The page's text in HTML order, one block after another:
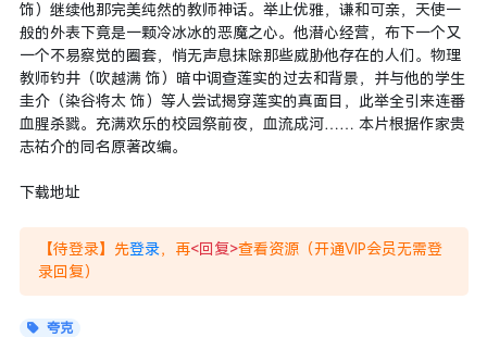
饰）继续他那完美纯然的教师神话。举止优雅，谦和可亲，天使一
般的外表下竟是一颗冷冰冰的恶魔之心。他潜心经营，布下一个又
一个不易察觉的圈套，悄无声息抹除那些威胁他存在的人们。物理
教师钓井（吹越满 饰）暗中调查莲实的过去和背景，并与他的学生
圭介（染谷将太 饰）等人尝试揭穿莲实的真面目，此举全引来连番
血腥杀戮。充满欢乐的校园祭前夜，血流成河…… 本片根据作家贵
志祐介的同名原著改编。
下载地址
【待登录】先登录，再<回复>查看资源（开通VIP会员无需登
录回复）
夸克